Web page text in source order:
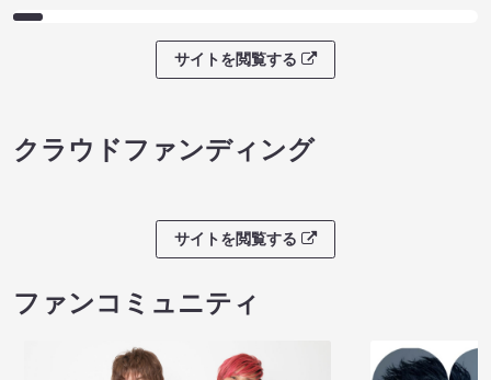
サイトを閲覧する
クラウドファンディング
サイトを閲覧する
ファンコミュニティ